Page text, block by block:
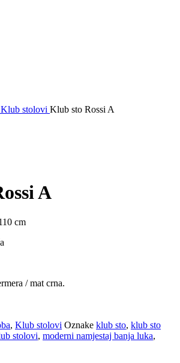
Klub stolovi Klub sto Rossi A
A
cm
/ mat crna.
, Klub stolovi Oznake klub sto, klub sto
stolovi, moderni namjestaj banja luka,